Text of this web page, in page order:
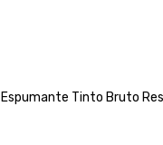
Tinto Bruto